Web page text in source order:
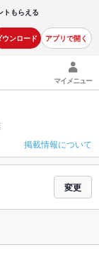
トもらえる
ウンロード アプリで開く
マイメニュー
掲載情報について
変更